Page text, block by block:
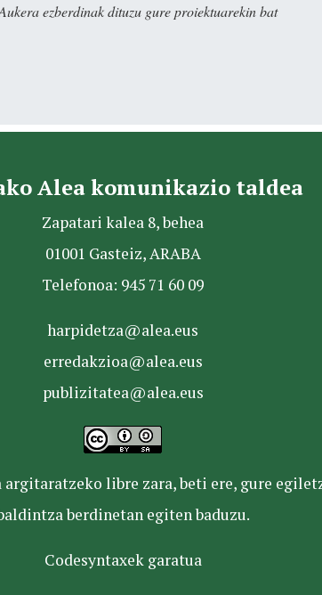
ezberdinak dituzu gure proiektuarekin bat
Alea komunikazio taldea
Zapatari kalea 8, behea
01001 Gasteiz, ARABA
Telefonoa: 945 71 60 09
harpidetza@alea.eus
erredakzioa@alea.eus
publizitatea@alea.eus
libre zara, beti ere, gure
berdinetan egiten baduzu.
Codesyntaxek garatua